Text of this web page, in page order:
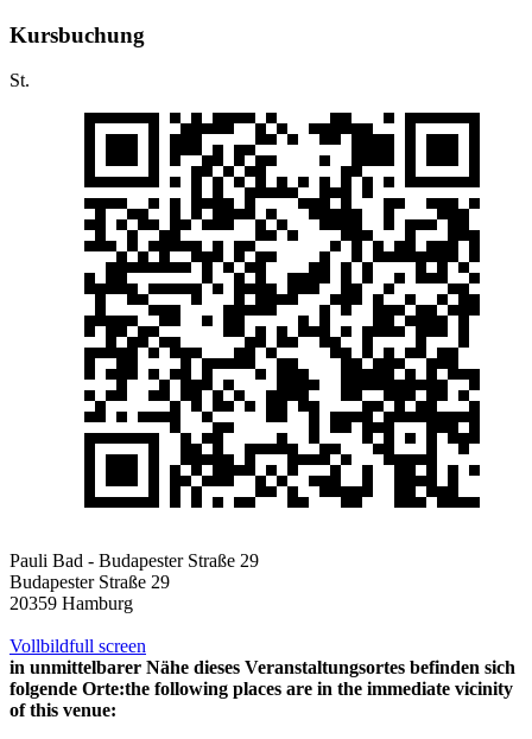
Kursbuchung
St.
Pauli Bad - Budapester Straße 29
Budapester Straße 29
20359 Hamburg
Vollbildfull screen
in unmittelbarer Nähe dieses Veranstaltungsortes befinden sich
folgende Orte:the following places are in the immediate vicinity
of this venue: